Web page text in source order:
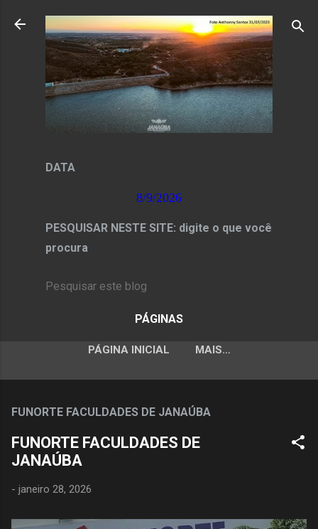
Pular para o conteúdo principal
DATA
8/9/2026
PESQUISAR NESTE SITE: digite o que você
procura
PÁGINAS
PÁGINA INICIAL MAIS…
FUNORTE FACULDADES DE JANAÚBA
FUNORTE FACULDADES DE
JANAÚBA
- janeiro 28, 2026